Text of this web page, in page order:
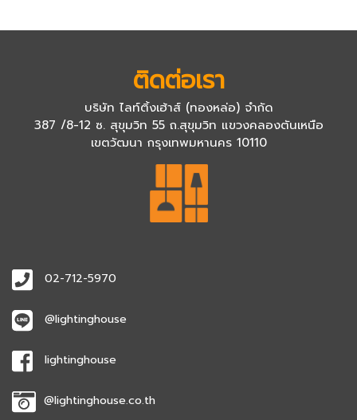
ติดต่อเรา
บริษัท ไลท์ติ้งเฮ้าส์ (ทองหล่อ) จำกัด
387 /8-12 ซ. สุขุมวิท 55 ถ.สุขุมวิท แขวงคลองตันเหนือ
เขตวัฒนา กรุงเทพมหานคร 10110
02-712-5970
@lightinghouse
lightinghouse
@lightinghouse.co.th